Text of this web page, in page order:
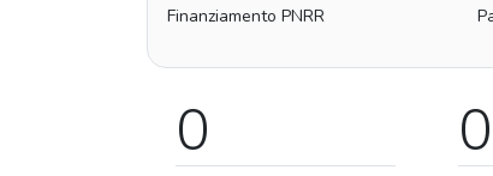
Finanziamento PNRR
0 0